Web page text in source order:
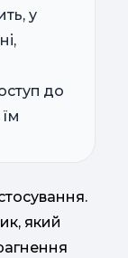
у
до
який